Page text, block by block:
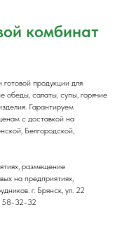
комбинат
продукции для
обеды, салаты, супы, горячие
Гарантируем
с доставкой на
Белгородской,
размещение
на предприятиях,
г. Брянск, ул. 22
58-32-32